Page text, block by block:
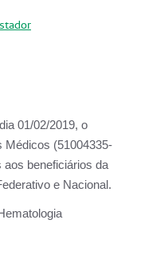
dia 01/02/2019, o
Médicos (51004335-
aos beneficiários da
e Nacional.